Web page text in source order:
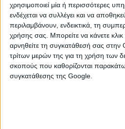
χρησιμοποιεί μία ή περισσότερες
ενδέχεται να συλλέγει και να
περιλαμβάνουν, ενδεικτικά, τη
χρήσης σας. Μπορείτε να κάνετε
αρνηθείτε τη συγκατάθεσή σας στην
τρίτων μερών της για τη χρήση των
σκοπούς που καθορίζονται
συγκατάθεσης της Google.
Περιφέρειας Πελοποννήσου,
Λακωνίας και από το
χρειάζονται διευκρινίσεις
διαβιβάστηκαν από την ΔΙΠΑ
Περιβαλλοντικής
Περιβάλλοντος στο Υπουργείο
που είναι ο φορέας του έργου